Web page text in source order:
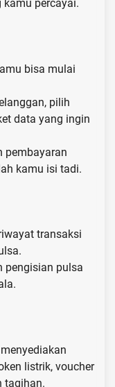
percayai.
bisa mulai
pilih
data yang ingin
pembayaran
kamu isi tadi.
transaksi
pengisian pulsa
listrik, voucher
tagihan.